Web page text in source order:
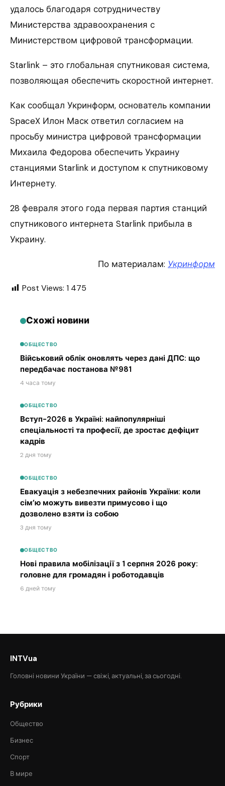
удалось благодаря сотрудничеству
Министерства здравоохранения с
Министерством цифровой трансформации.
Starlink – это глобальная спутниковая система,
позволяющая обеспечить скоростной интернет.
Как сообщал Укринформ, основатель компании
SpaceX Илон Маск ответил согласием на
просьбу министра цифровой трансформации
Михаила Федорова обеспечить Украину
станциями Starlink и доступом к спутниковому
Интернету.
28 февраля этого года первая партия станций
спутникового интернета Starlink прибыла в
Украину.
По материалам: Укринформ
Post Views: 1 475
Схожі новини
ОБЩЕСТВО
Військовий облік оновлять через дані ДПС: що
передбачає постанова №981
4 часа тому
ОБЩЕСТВО
Вступ-2026 в Україні: найпопулярніші
спеціальності та професії, де зростає дефіцит
кадрів
2 дня тому
ОБЩЕСТВО
Евакуація з небезпечних районів України: коли
сім’ю можуть вивезти примусово і що
дозволено взяти із собою
3 дня тому
ОБЩЕСТВО
Нові правила мобілізації з 1 серпня 2026 року:
головне для громадян і роботодавців
6 дней тому
INTVua
Головні новини України — свіжі, актуальні, за сьогодні.
Рубрики
Общество
Бизнес
Спорт
В мире